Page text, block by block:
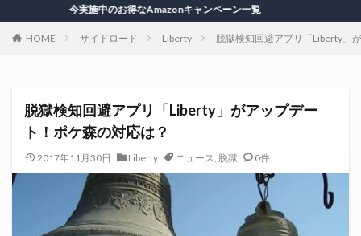
今実施中のお得なAmazonキャンペーン一覧
HOME サイドロード Liberty 脱獄検知回避アプリ「Liberty」
脱獄検知回避アプリ「Liberty」がアップデー
ト！ポケ森の対応は？
2017年11月30日 Liberty ニュース, 脱獄 0件